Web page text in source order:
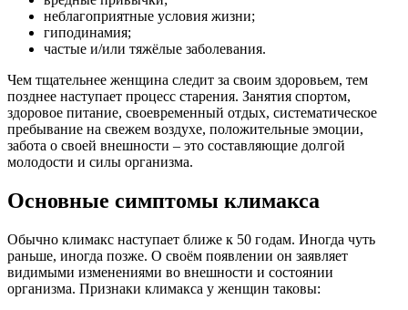
неблагоприятные условия жизни;
гиподинамия;
частые и/или тяжёлые заболевания.
Чем тщательнее женщина следит за своим здоровьем, тем
позднее наступает процесс старения. Занятия спортом,
здоровое питание, своевременный отдых, систематическое
пребывание на свежем воздухе, положительные эмоции,
забота о своей внешности – это составляющие долгой
молодости и силы организма.
Основные симптомы климакса
Обычно климакс наступает ближе к 50 годам. Иногда чуть
раньше, иногда позже. О своём появлении он заявляет
видимыми изменениями во внешности и состоянии
организма. Признаки климакса у женщин таковы: